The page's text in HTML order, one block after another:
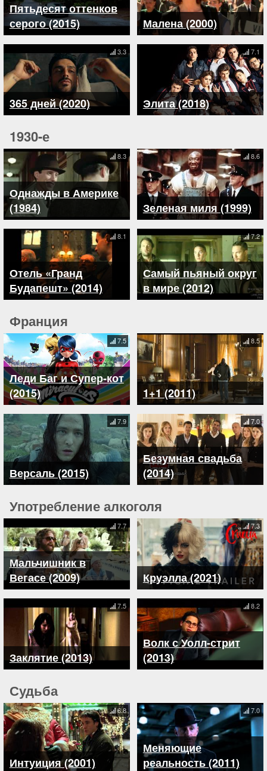
Пятьдесят оттенков
серого (2015)
Малена (2000)
365 дней (2020)
3.3
Элита (2018)
7.1
1930-е
Однажды в Америке
(1984)
8.3
Зеленая миля (1999)
8.6
Отель «Гранд
Будапешт» (2014)
8.1
Самый пьяный округ
в мире (2012)
7.2
Франция
Леди Баг и Супер-кот
(2015)
7.5
1+1 (2011)
8.5
Версаль (2015)
7.9
Безумная свадьба
(2014)
7.0
Употребление алкоголя
Мальчишник в
Вегасе (2009)
7.7
Круэлла (2021)
7.3
Заклятие (2013)
7.5
Волк с Уолл-стрит
(2013)
8.2
Судьба
Интуиция (2001)
6.8
Меняющие
реальность (2011)
7.0